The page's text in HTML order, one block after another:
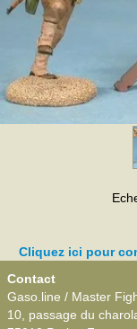
Cliquez ici pour
Contact
Gaso.line / Master
10, passage du